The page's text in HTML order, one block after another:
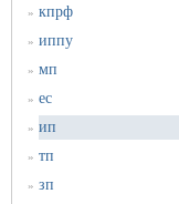
» кпрф
» иппу
» мп
» ес
» ип
» тп
» зп